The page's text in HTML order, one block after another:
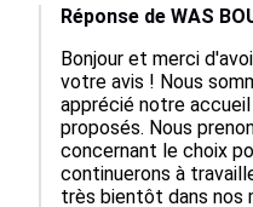
Réponse de WAS
Bonjour et merci
votre avis ! Nous
apprécié notre
proposés. Nous
concernant le choix
continuerons à
très bientôt dans nos